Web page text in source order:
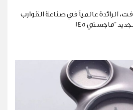
الرائدة عالمياً في صناعة القوارب
"ماجستي 145